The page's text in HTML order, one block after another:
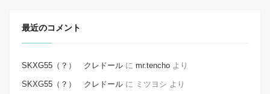
最近のコメント
SKXG55（？） クレドール に mr.tencho より
SKXG55（？） クレドール に ミツヨシ より